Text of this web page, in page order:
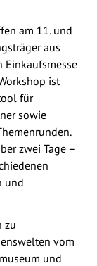
am 11. und
aus
Einkaufsmesse
ist
für
sowie
zwei Tage –
und
zu
vom
und